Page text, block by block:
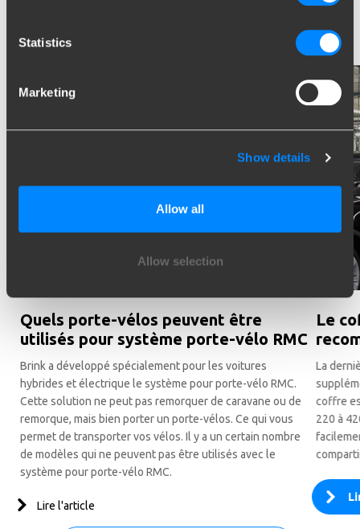
Statistics
Marketing
Show details
Allow all
Allow selection
Quels porte-vélos peuvent être
utilisés pour système porte-vélo RMC
Brink a développé spécialement pour les voitures
hybrides et électrique le système pour porte-vélo RMC.
Cette solution ne peut pas remorquer de caravane ou de
remorque, mais bien porter un porte-vélos. Ce qui vous
permet de transporter vos vélos. Il y a un certain nombre
de modèles qui ne peuvent pas être utilisés avec le
système pour porte-vélo RMC.
Lire l'article
Le
La
coffre
220 à